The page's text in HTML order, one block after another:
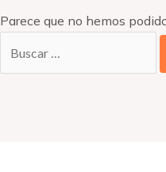
Parece que no hemos